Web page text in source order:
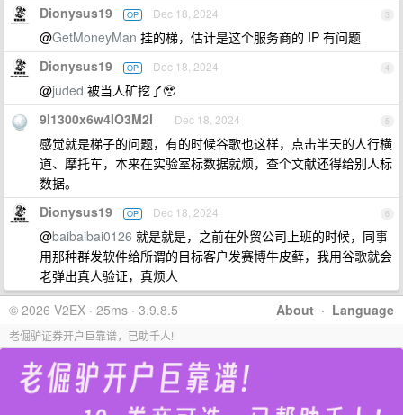
3
Dionysus19 OP Dec 18, 2024
@GetMoneyMan 挂的梯，估计是这个服务商的 IP 有问题
4
Dionysus19 OP Dec 18, 2024
@juded 被当人矿挖了🥹
5
9I1300x6w4IO3M2l Dec 18, 2024
感觉就是梯子的问题，有的时候谷歌也这样，点击半天的人行横
道、摩托车，本来在实验室标数据就烦，查个文献还得给别人标
数据。
6
Dionysus19 OP Dec 18, 2024
@baibaibai0126 就是就是，之前在外贸公司上班的时候，同事
用那种群发软件给所谓的目标客户发赛博牛皮藓，我用谷歌就会
老弹出真人验证，真烦人
About · Language
© 2026 V2EX · 25ms · 3.9.8.5
老倔驴证券开户巨靠谱，已助千人!